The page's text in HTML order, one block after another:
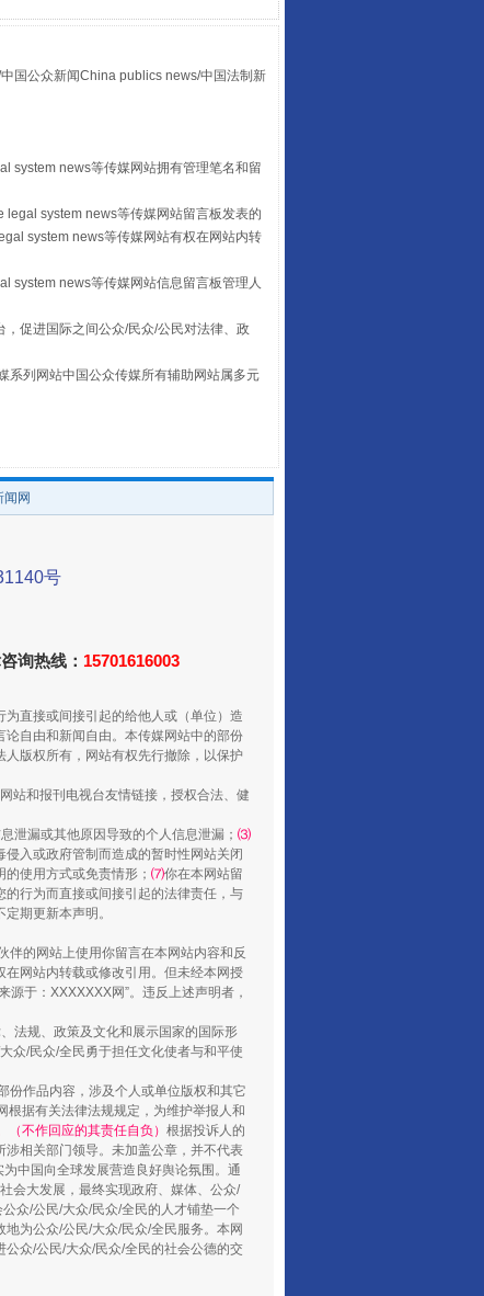
走走走！国家喊你健身啦
国公众新闻China publics news/中国法制新
system news等传媒网站拥有管理笔名和留
system news等传媒网站留言板发表的
system news等传媒网站有权在网站内转
system news等传媒网站信息留言板管理人
促进国际之间公众/民众/公民对法律、政
系列网站中国公众传媒所有辅助网站属多元
闻网
号
询热线： 15701616003
直接或间接引起的给他人或（单位）造
自由和新闻自由。本传媒网站中的部份
版权所有，网站有权先行撤除，以保护
站和报刊电视台友情链接，授权合法、健
泄漏或其他原因导致的个人信息泄漏； ⑶
入或政府管制而造成的暂时性网站关闭
使用方式或免责情形； ⑺你在本网站留
行为而直接或间接引起的法律责任，与
期更新本声明。
伴的网站上使用你留言在本网站内容和反
网站内转载或修改引用。但未经本网授
于：XXXXXXX网”。违反上述声明者，
法规、政策及文化和展示国家的国际形
众/民众/全民勇于担任文化使者与和平使
份作品内容，涉及个人或单位版权和其它
根据有关法律法规规定，为维护举报人和
不作回应的其责任自负） 根据投诉人的
相关部门领导。未加盖公章，并不代表
中国向全球发展营造良好舆论氛围。通
会大发展，最终实现政府、媒体、公众/
众/公民/大众/民众/全民的人才铺垫一个
为公众/公民/大众/民众/全民服务。本网
众/公民/大众/民众/全民的社会公德的交